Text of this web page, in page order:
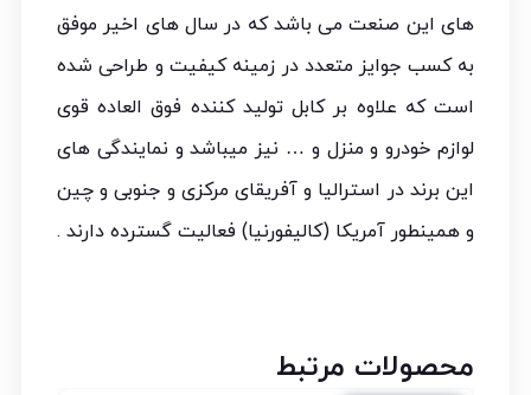
های این صنعت می باشد که در سال های اخیر موفق
به کسب جوایز متعدد در زمینه کیفیت و طراحی شده
است که علاوه بر کابل تولید کننده فوق العاده قوی
لوازم خودرو و منزل و … نیز میباشد و نمایندگی های
این برند در استرالیا و آفریقای مرکزی و جنوبی و چین
و همینطور آمریکا (کالیفورنیا) فعالیت گسترده دارند .
محصولات مرتبط